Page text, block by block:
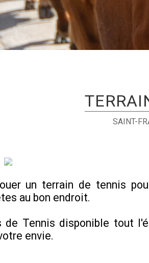
SAINT-
un terrain de tennis
au bon endroit.
de Tennis disponible tout
envie.